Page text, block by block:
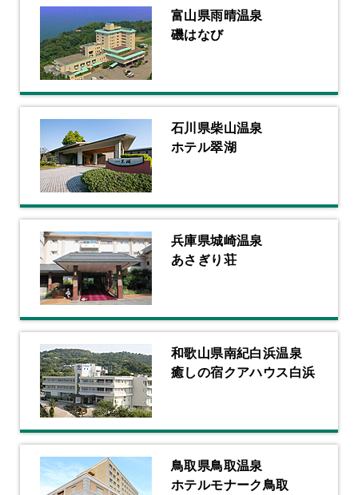
富山県雨晴温泉
磯はなび
石川県柴山温泉
ホテル翠湖
兵庫県城崎温泉
あさぎり荘
和歌山県南紀白浜温泉
癒しの宿クアハウス白浜
鳥取県鳥取温泉
ホテルモナーク鳥取